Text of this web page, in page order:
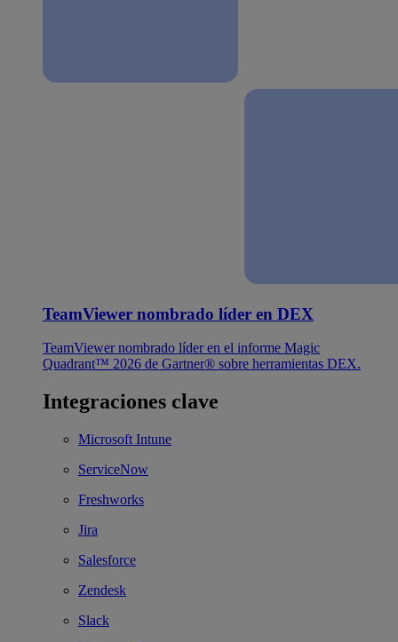
TeamViewer nombrado líder en DEX
TeamViewer nombrado líder en el informe Magic
Quadrant™ 2026 de Gartner® sobre herramientas DEX.
Integraciones clave
Microsoft Intune
ServiceNow
Freshworks
Jira
Salesforce
Zendesk
Slack